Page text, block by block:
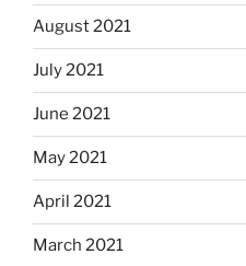
August 2021
July 2021
June 2021
May 2021
April 2021
March 2021